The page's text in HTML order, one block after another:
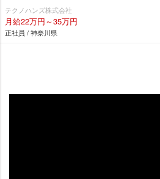
テクノハンズ株式会社
月給22万円～35万円
正社員 / 神奈川県